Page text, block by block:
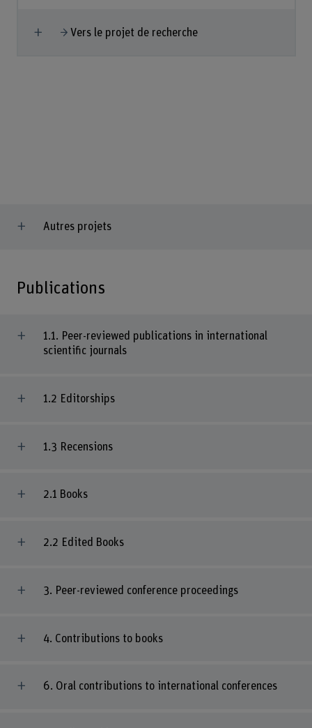
Afficher plus
Vers le projet de recherche
Autres projets
Publications
1.1. Peer-reviewed publications in international
scientific journals
1.2 Editorships
1.3 Recensions
2.1 Books
2.2 Edited Books
3. Peer-reviewed conference proceedings
4. Contributions to books
6. Oral contributions to international conferences